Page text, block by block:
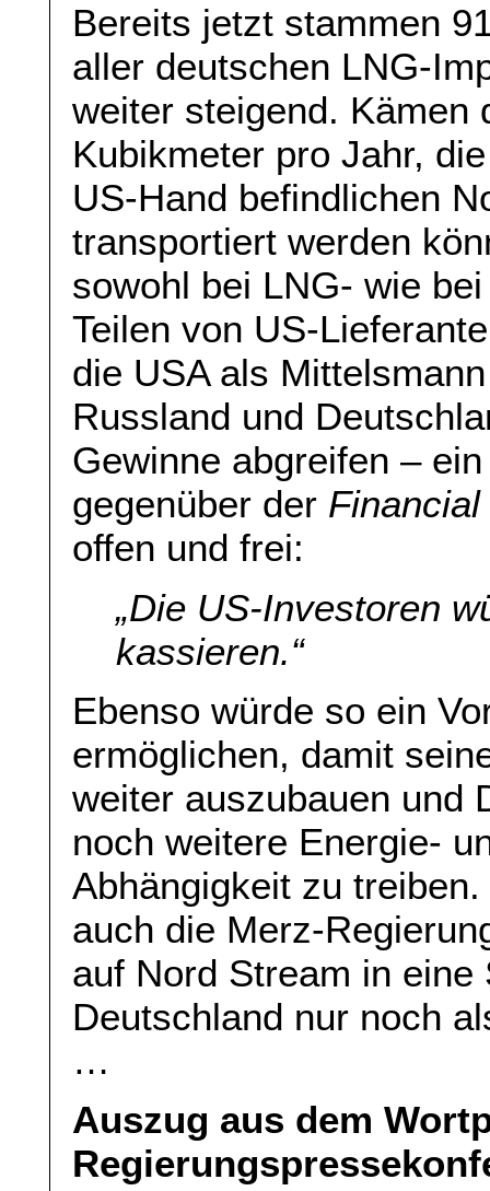
Bereits jetzt stammen
aller deutschen LNG-
weiter steigend. Kämen
Kubikmeter pro Jahr,
US-Hand befindlichen
transportiert werden
sowohl bei LNG- wie
Teilen von US-
die USA als
Russland und
Gewinne abgreifen –
gegenüber der
offen und frei:
„Die US-Investoren
kassieren.“
Ebenso würde so ein
ermöglichen, damit
weiter auszubauen und
noch weitere Energie-
Abhängigkeit zu
auch die Merz-
auf Nord Stream in
Deutschland nur noch
…
Auszug aus dem